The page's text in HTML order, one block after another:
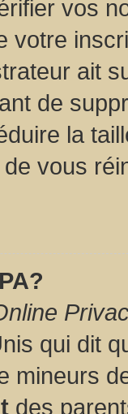
vos
votre
ait
de
la
vous
qui dit
mineurs
des